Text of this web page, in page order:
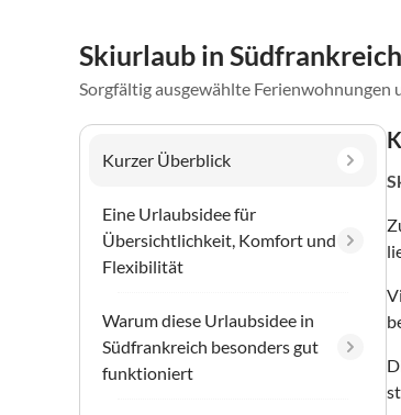
Skiurlaub in Südfrankreich
Sorgfältig ausgewählte
Kurzer Überblick
Eine Urlaubsidee für
Übersichtlichkeit, Komfort und
Flexibilität
Warum diese Urlaubsidee in
Südfrankreich besonders gut
funktioniert